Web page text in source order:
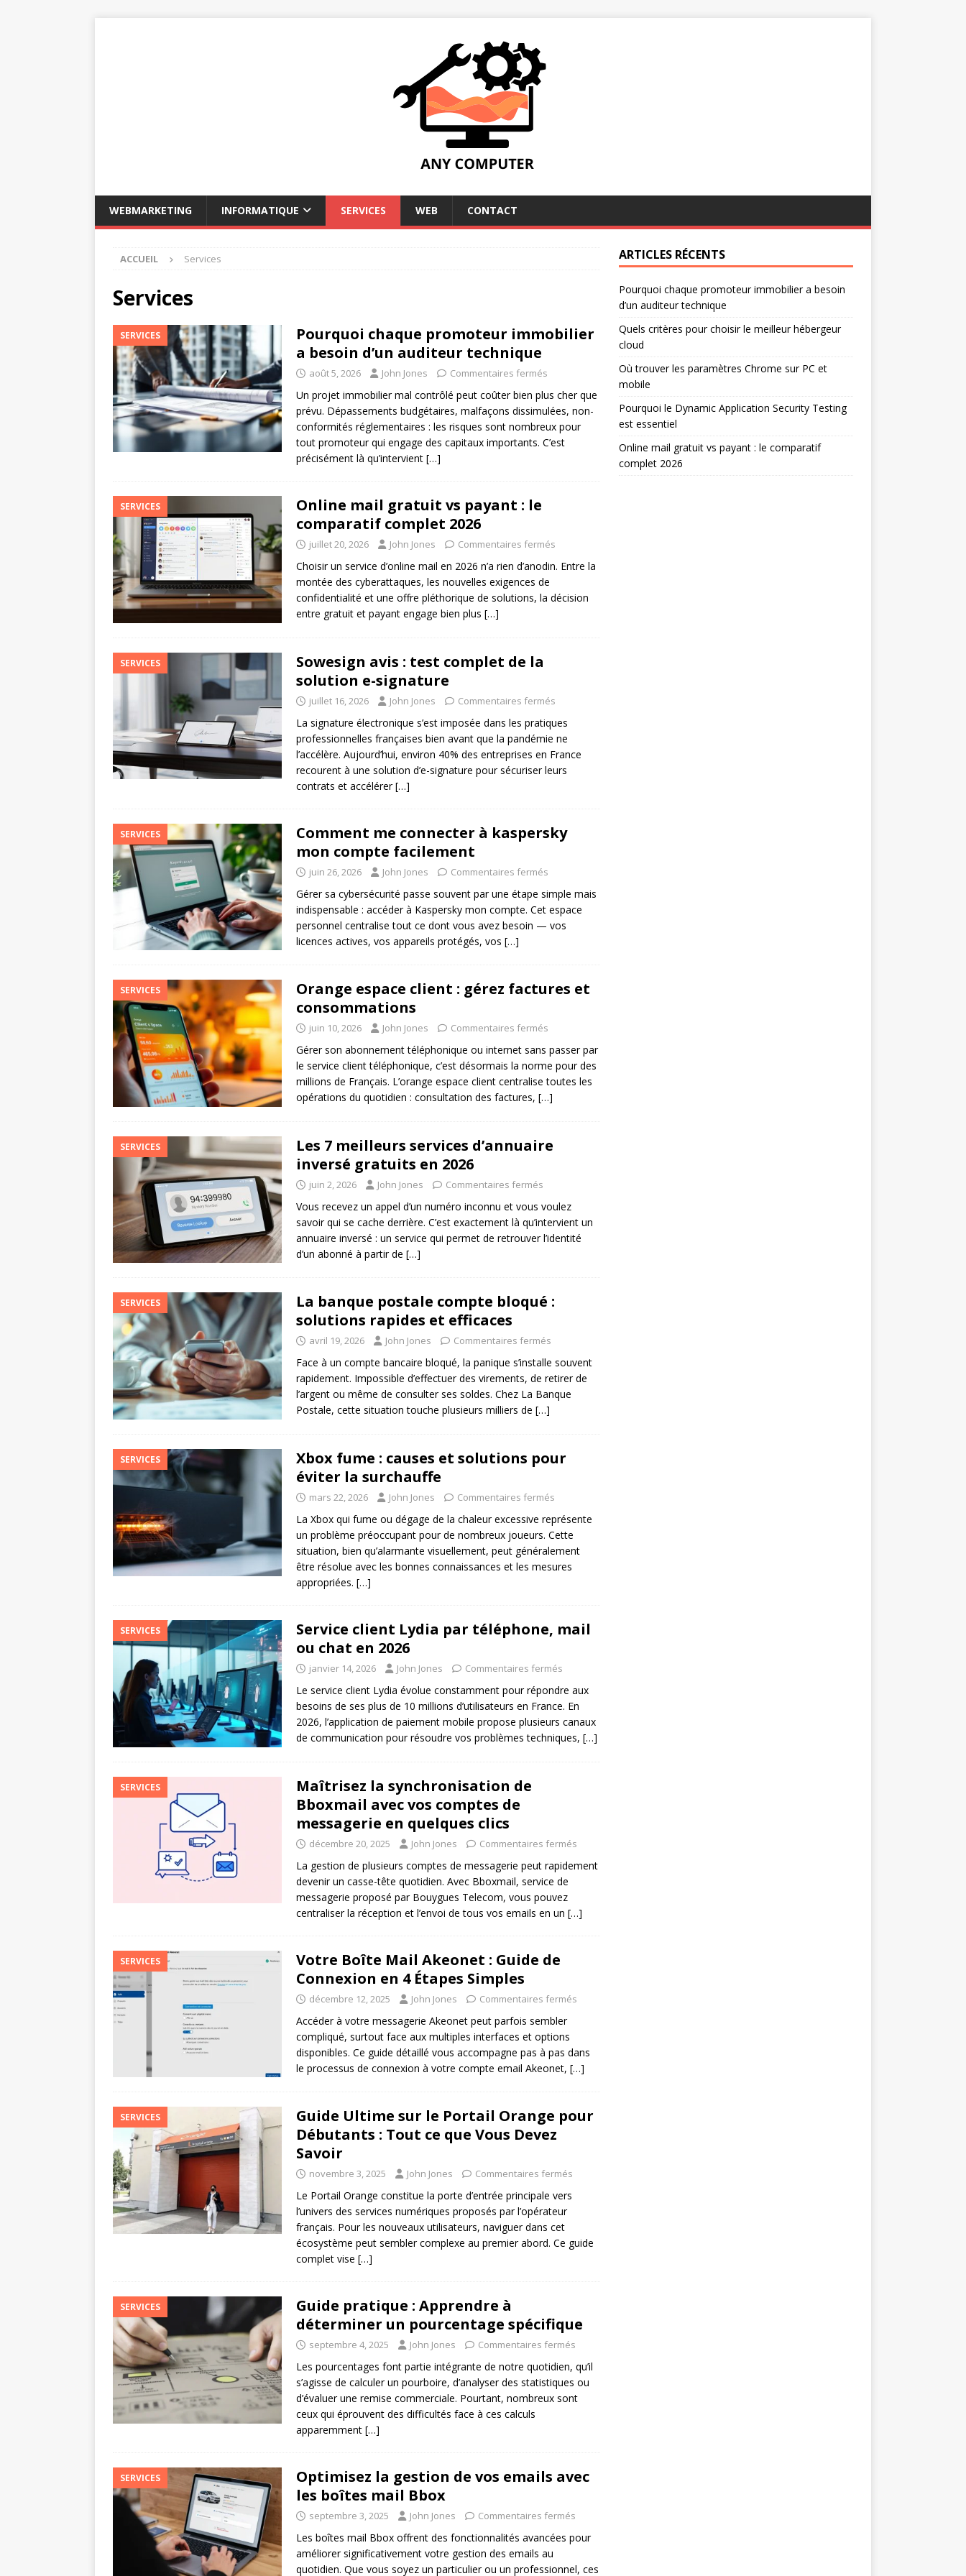
WEBMARKETING INFORMATIQUE SERVICES WEB CONTACT
ACCUEIL Services
Services
SERVICES
Pourquoi chaque promoteur immobilier
a besoin d’un auditeur technique
août 5, 2026 John Jones Commentaires fermés
Un projet immobilier mal contrôlé peut coûter bien plus cher que
prévu. Dépassements budgétaires, malfaçons dissimulées, non-
conformités réglementaires : les risques sont nombreux pour
tout promoteur qui engage des capitaux importants. C’est
précisément là qu’intervient […]
SERVICES
Online mail gratuit vs payant : le
comparatif complet 2026
juillet 20, 2026 John Jones Commentaires fermés
Choisir un service d’online mail en 2026 n’a rien d’anodin. Entre la
montée des cyberattaques, les nouvelles exigences de
confidentialité et une offre pléthorique de solutions, la décision
entre gratuit et payant engage bien plus […]
SERVICES
Sowesign avis : test complet de la
solution e-signature
juillet 16, 2026 John Jones Commentaires fermés
La signature électronique s’est imposée dans les pratiques
professionnelles françaises bien avant que la pandémie ne
l’accélère. Aujourd’hui, environ 40% des entreprises en France
recourent à une solution d’e-signature pour sécuriser leurs
contrats et accélérer[…]
SERVICES
Comment me connecter à kaspersky
mon compte facilement
juin 26, 2026 John Jones Commentaires fermés
Gérer sa cybersécurité passe souvent par une étape simple mais
indispensable : accéder à Kaspersky mon compte. Cet espace
personnel centralise tout ce dont vous avez besoin — vos
licences actives, vos appareils protégés, vos […]
SERVICES
Orange espace client : gérez factures et
consommations
juin 10, 2026 John Jones Commentaires fermés
Gérer son abonnement téléphonique ou internet sans passer par
le service client téléphonique, c’est désormais la norme pour des
millions de Français. L’orange espace client centralise toutes les
opérations du quotidien : consultation des factures, […]
SERVICES
Les 7 meilleurs services d’annuaire
inversé gratuits en 2026
juin 2, 2026 John Jones Commentaires fermés
Vous recevez un appel d’un numéro inconnu et vous voulez
savoir qui se cache derrière. C’est exactement là qu’intervient un
annuaire inversé : un service qui permet de retrouver l’identité
d’un abonné à partir de […]
SERVICES
La banque postale compte bloqué :
solutions rapides et efficaces
avril 19, 2026 John Jones Commentaires fermés
Face à un compte bancaire bloqué, la panique s’installe souvent
rapidement. Impossible d’effectuer des virements, de retirer de
l’argent ou même de consulter ses soldes. Chez La Banque
Postale, cette situation touche plusieurs milliers de […]
SERVICES
Xbox fume : causes et solutions pour
éviter la surchauffe
mars 22, 2026 John Jones Commentaires fermés
La Xbox qui fume ou dégage de la chaleur excessive représente
un problème préoccupant pour de nombreux joueurs. Cette
situation, bien qu’alarmante visuellement, peut généralement
être résolue avec les bonnes connaissances et les mesures
appropriées. […]
SERVICES
Service client Lydia par téléphone, mail
ou chat en 2026
janvier 14, 2026 John Jones Commentaires fermés
Le service client Lydia évolue constamment pour répondre aux
besoins de ses plus de 10 millions d’utilisateurs en France. En
2026, l’application de paiement mobile propose plusieurs canaux
de communication pour résoudre vos problèmes techniques, […]
SERVICES
Maîtrisez la synchronisation de
Bboxmail avec vos comptes de
messagerie en quelques clics
décembre 20, 2025 John Jones Commentaires fermés
La gestion de plusieurs comptes de messagerie peut rapidement
devenir un casse-tête quotidien. Avec Bboxmail, service de
messagerie proposé par Bouygues Telecom, vous pouvez
centraliser la réception et l’envoi de tous vos emails en un […]
SERVICES
Votre Boîte Mail Akeonet : Guide de
Connexion en 4 Étapes Simples
décembre 12, 2025 John Jones Commentaires fermés
Accéder à votre messagerie Akeonet peut parfois sembler
compliqué, surtout face aux multiples interfaces et options
disponibles. Ce guide détaillé vous accompagne pas à pas dans
le processus de connexion à votre compte email Akeonet, […]
SERVICES
Guide Ultime sur le Portail Orange pour
Débutants : Tout ce que Vous Devez
Savoir
novembre 3, 2025 John Jones Commentaires fermés
Le Portail Orange constitue la porte d’entrée principale vers
l’univers des services numériques proposés par l’opérateur
français. Pour les nouveaux utilisateurs, naviguer dans cet
écosystème peut sembler complexe au premier abord. Ce guide
complet vise […]
SERVICES
Guide pratique : Apprendre à
déterminer un pourcentage spécifique
septembre 4, 2025 John Jones Commentaires fermés
Les pourcentages font partie intégrante de notre quotidien, qu’il
s’agisse de calculer un pourboire, d’analyser des statistiques ou
d’évaluer une remise commerciale. Pourtant, nombreux sont
ceux qui éprouvent des difficultés face à ces calculs
apparemment […]
SERVICES
Optimisez la gestion de vos emails avec
les boîtes mail Bbox
septembre 3, 2025 John Jones Commentaires fermés
Les boîtes mail Bbox offrent des fonctionnalités avancées pour
améliorer significativement votre gestion des emails au
quotidien. Que vous soyez un particulier ou un professionnel, ces
ARTICLES RÉCENTS
Pourquoi chaque promoteur immobilier a besoin
d’un auditeur technique
Quels critères pour choisir le meilleur hébergeur
cloud
Où trouver les paramètres Chrome sur PC et
mobile
Pourquoi le Dynamic Application Security Testing
est essentiel
Online mail gratuit vs payant : le comparatif
complet 2026